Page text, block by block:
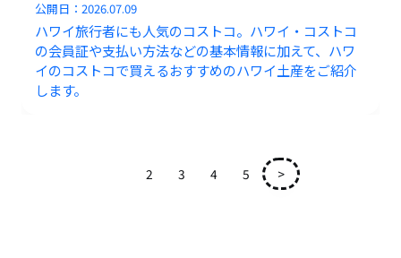
公開日：2026.07.09
ハワイ旅行者にも人気のコストコ。ハワイ・コストコ
の会員証や支払い方法などの基本情報に加えて、ハワ
イのコストコで買えるおすすめのハワイ土産をご紹介
します。
2 3 4 5 >